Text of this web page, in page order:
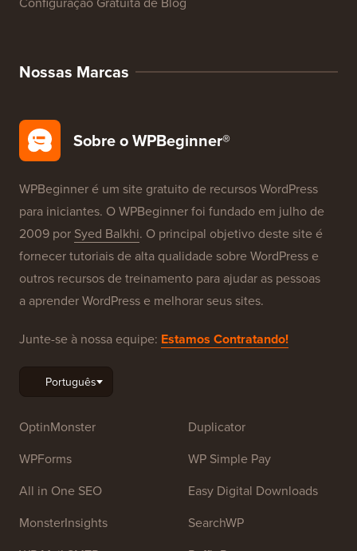
Nossas Marcas
Sobre o WPBeginner®
WPBeginner é um site gratuito de recursos WordPress
para iniciantes. O WPBeginner foi fundado em julho de
2009 por Syed Balkhi. O principal objetivo deste site é
fornecer tutoriais de alta qualidade sobre WordPress e
outros recursos de treinamento para ajudar as pessoas
a aprender WordPress e melhorar seus sites.
Junte-se à nossa equipe: Estamos Contratando!
OptinMonster
WPForms
All in One SEO
MonsterInsights
Duplicator
WP Simple Pay
Easy Digital Downloads
SearchWP